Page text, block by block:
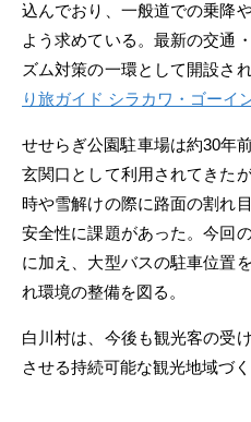
込んでおり、一般道での乗降
よう求めている。最新の交通
ズム対策の一環として開設さ
り旅ガイド シラカワ・ゴーイ
せせらぎ公園駐車場は約30年
玄関口として利用されてきた
時や雪解けの際に路面の割れ
安全性に課題があった。今回
に加え、大型バスの駐車位置
れ環境の整備を図る。
白川村は、今後も観光客の受
させる持続可能な観光地域づ